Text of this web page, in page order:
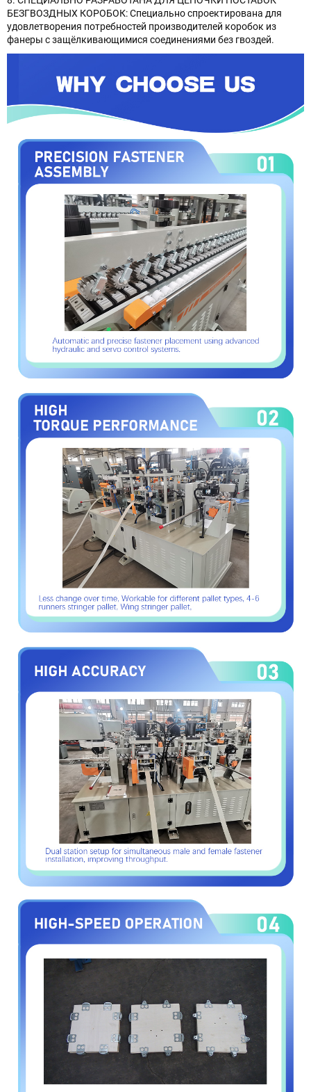
БЕЗГВОЗДНЫХ КОРОБОК: Специально спроектирована для
удовлетворения потребностей производителей коробок из
фанеры с защёлкивающимися соединениями без гвоздей.